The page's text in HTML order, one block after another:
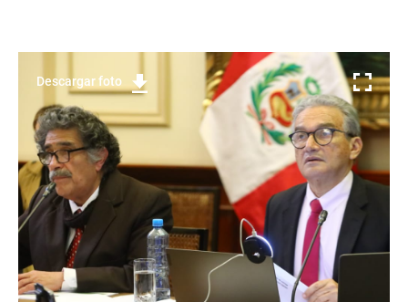
Descargar foto